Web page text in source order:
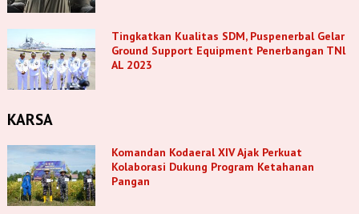
Tingkatkan Kualitas SDM, Puspenerbal Gelar
Ground Support Equipment Penerbangan TNl
AL 2023
KARSA
Komandan Kodaeral XIV Ajak Perkuat
Kolaborasi Dukung Program Ketahanan
Pangan